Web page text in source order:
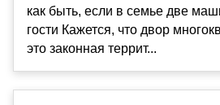
как быть, если в семье две
гости Кажется, что двор
это законная террит...